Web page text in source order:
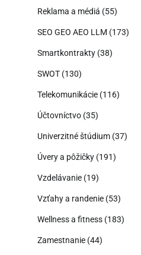
Reklama a médiá (55)
SEO GEO AEO LLM (173)
Smartkontrakty (38)
SWOT (130)
Telekomunikácie (116)
Účtovníctvo (35)
Univerzitné štúdium (37)
Úvery a pôžičky (191)
Vzdelávanie (19)
Vzťahy a randenie (53)
Wellness a fitness (183)
Zamestnanie (44)